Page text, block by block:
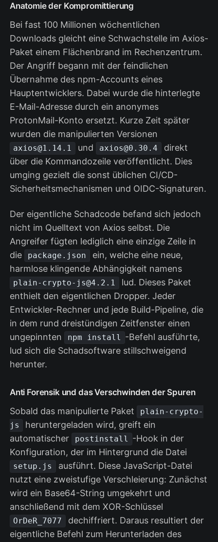
Anatomie der Kompromittierung
Bei fast 100 Millionen wöchentlichen
Downloads gleicht eine Schwachstelle im Axios-
Paket einem Flächenbrand im Rechenzentrum.
Der Angriff begann mit der feindlichen
Übernahme des npm-Accounts eines
Hauptentwicklers. Dabei wurde die hinterlegte
E-Mail-Adresse durch ein anonymes
ProtonMail-Konto ersetzt. Kurze Zeit später
wurden die manipulierten Versionen
axios@1.14.1 und axios@0.30.4
direkt
über die Kommandozeile veröffentlicht. Dies
umging gezielt die sonst üblichen CI/CD-
Sicherheitsmechanismen und OIDC-Signaturen.
Der eigentliche Schadcode befand sich jedoch
nicht im Quelltext von Axios selbst. Die
Angreifer fügten lediglich eine einzige Zeile in
die
package.json
ein, welche eine neue,
harmlose klingende Abhängigkeit namens
plain-crypto-js@4.2.1
lud. Dieses Paket
enthielt den eigentlichen Dropper. Jeder
Entwickler-Rechner und jede Build-Pipeline, die
in dem rund dreistündigen Zeitfenster einen
ungepinnten
npm install -Befehl ausführte,
lud sich die Schadsoftware stillschweigend
herunter.
Anti Forensik und das Verschwinden der Spuren
Sobald das manipulierte Paket
plain-crypto-
js
heruntergeladen wird, greift ein
automatischer
postinstall -Hook in der
Konfiguration, der im Hintergrund die Datei
setup.js
ausführt. Diese JavaScript-Datei
nutzt eine zweistufige Verschleierung: Zunächst
wird ein Base64-String umgekehrt und
anschließend mit dem XOR-Schlüssel
OrDeR_7077
dechiffriert. Daraus resultiert der
eigentliche Befehl zum Herunterladen des